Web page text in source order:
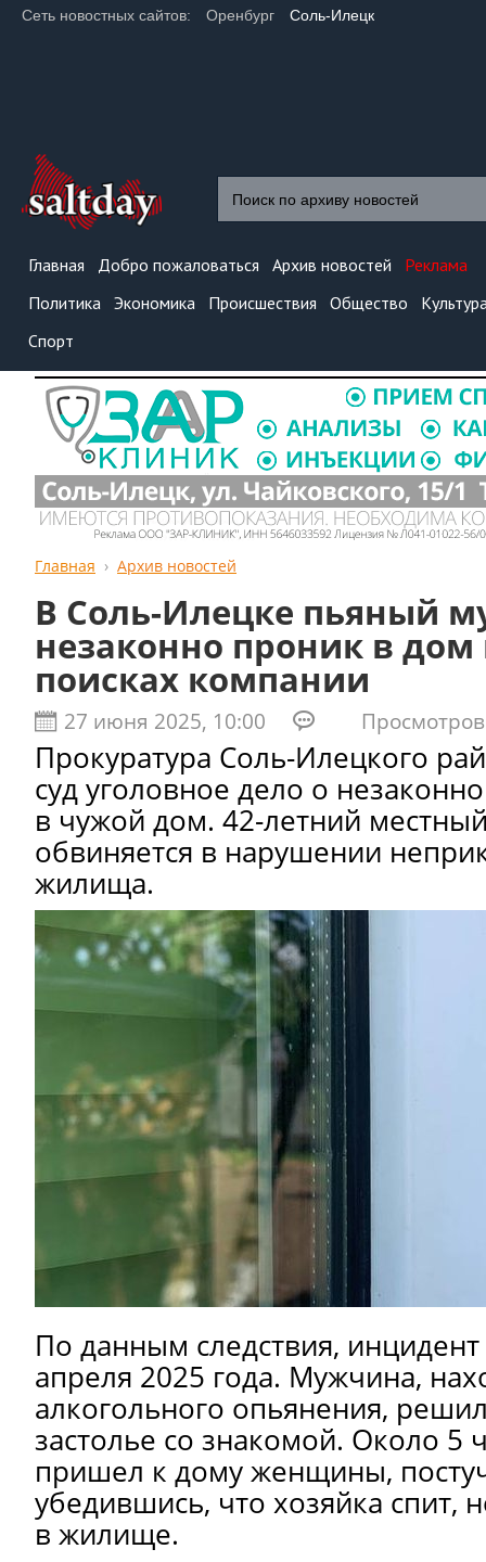
Сеть новостных сайтов: Оренбург Соль-Илецк
Главная Добро пожаловаться Архив новостей
Реклама
Политика Экономика Происшествия Общество
Спорт
Главная Архив новостей
В Соль-Илецке пьяный
незаконно проник в
поисках компании
27 июня 2025, 10:00
Прокуратура Соль-Илецкого
суд уголовное дело о
в чужой дом. 42-летний
обвиняется в нарушении
жилища.
По данным следствия,
апреля 2025 года. Мужчина,
алкогольного опьянения,
застолье со знакомой. Около 5
пришел к дому женщины,
убедившись, что хозяйка спит,
в жилище.